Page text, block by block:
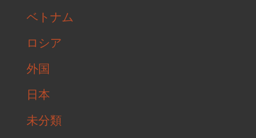
ベトナム
ロシア
外国
日本
未分類